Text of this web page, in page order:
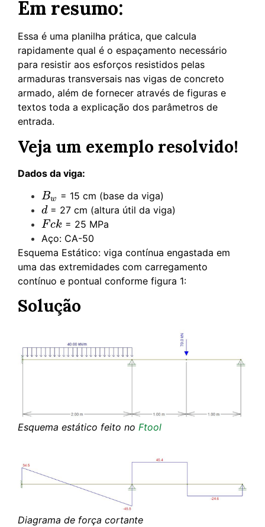
Em resumo:
Essa é uma planilha prática, que calcula
rapidamente qual é o espaçamento necessário
para resistir aos esforços resistidos pelas
armaduras transversais nas vigas de concreto
armado, além de fornecer através de figuras e
textos toda a explicação dos parâmetros de
entrada.
Veja um exemplo resolvido!
Dados da viga:
Bw
Bw = 15 cm (base da viga)
d
d= 27 cm (altura útil da viga)
Fck
Fck
= 25 MPa
Aço: CA-50
Esquema Estático: viga contínua engastada em
uma das extremidades com carregamento
contínuo e pontual conforme figura 1:
Solução
Esquema estático feito no Ftool
Diagrama de força cortante